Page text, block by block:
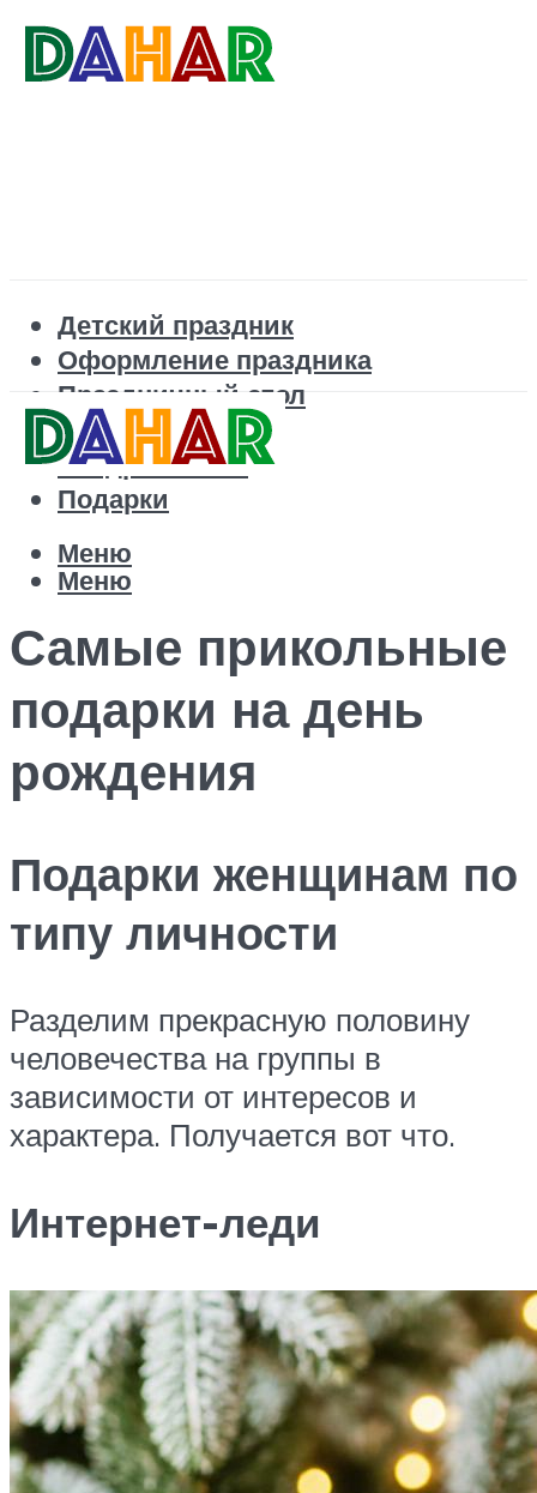
Детский праздник
Оформление праздника
Праздничный стол
Корпоратив
Поздравления
Подарки
Меню
Меню
Самые прикольные
подарки на день
рождения
Подарки женщинам по
типу личности
Разделим прекрасную половину
человечества на группы в
зависимости от интересов и
характера. Получается вот что.
Интернет-леди